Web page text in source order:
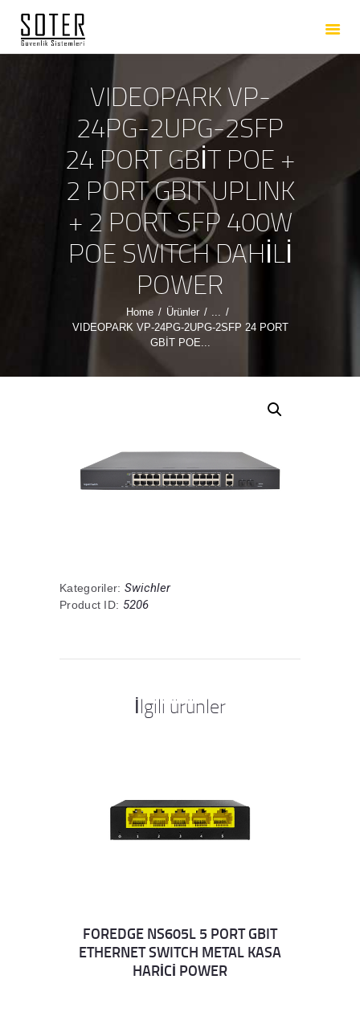
VIDEOPARK VP-
24PG-2UPG-2SFP
24 PORT GBİT POE +
2 PORT GBIT UPLINK
+ 2 PORT SFP 400W
POE SWITCH DAHİLİ
POWER
Home Ürünler
...
VIDEOPARK VP-24PG-2UPG-2SFP 24 PORT
GBİT POE...
ANASAYFA
HAKKIMIZDA
ÜRÜNLERIMIZ
REFERANSLARIMIZ
İLETIŞIM
Kategoriler: Swichler
Product ID: 5206
İlgili ürünler
Details
FOREDGE NS605L 5 PORT GBIT
ETHERNET SWITCH METAL KASA
HARİCİ POWER